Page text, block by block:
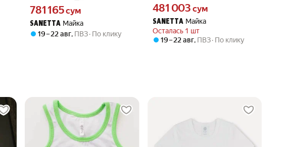
SANETTA Майка
Цена 781165 сум вместо
781 165сум
19 – 22 авг, ПВЗ По клику
SANETTA Майка
Осталась 1 шт
Цена 481003 сум вместо
481 003 сум
19 – 22 авг, ПВЗ По клику